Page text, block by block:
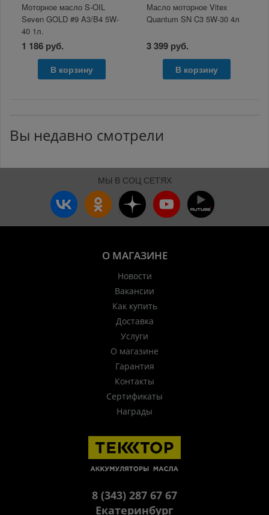
Моторное масло S-OIL
Seven GOLD #9 A3/B4 5W-
40 1л.
1 186 руб.
В корзину
Масло моторное Vitex
Quantum SN C3 5W-30 4л
3 399 руб.
В корзину
Вы недавно смотрели
МЫ В СОЦ СЕТЯХ
О МАГАЗИНЕ
Новости
Вакансии
Как купить
Доставка
Услуги
О магазине
Гарантия
Контакты
Сертификаты
Награды
8 (343) 287 67 67
Екатеринбург